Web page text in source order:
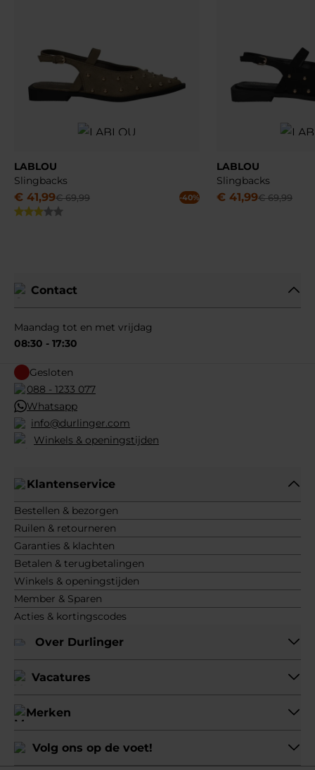
LABLOU
Slingbacks
€ 41,99€ 69,99 -40%
LABLOU
Slingbacks
€ 41,99€ 69,99
Contact
Maandag tot en met vrijdag
08:30 - 17:30
Gesloten
088 - 1233 077
Whatsapp
info@durlinger.com
Winkels & openingstijden
Klantenservice
Bestellen & bezorgen
Ruilen & retourneren
Garanties & klachten
Betalen & terugbetalingen
Winkels & openingstijden
Member & Sparen
Acties & kortingscodes
Over Durlinger
Vacatures
Merken
Volg ons op de voet!